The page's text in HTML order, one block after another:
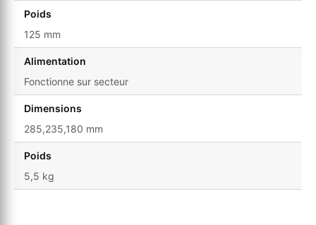
Poids
125 mm
Alimentation
Fonctionne sur secteur
Dimensions
285,235,180 mm
Poids
5,5 kg